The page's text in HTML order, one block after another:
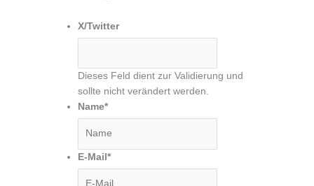
X/Twitter
Dieses Feld dient zur Validierung und
sollte nicht verändert werden.
Name*
E-Mail*